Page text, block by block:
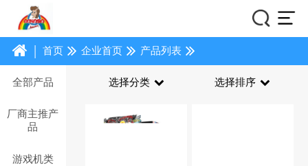
| 首页 企业首页 产品列表
全部产品
厂商主推产
品
游戏机类
选择分类 选择排序